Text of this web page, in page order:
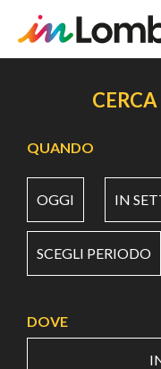
principale
QUANDO
OGGI IN
SCEGLI PERIODO
DOVE